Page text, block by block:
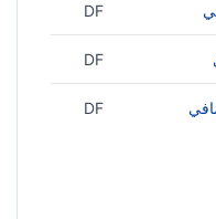
DF
DF
DF